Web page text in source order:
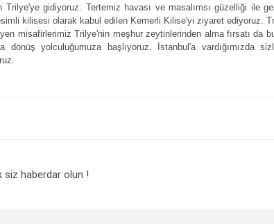
Trilye'ye gidiyoruz. Tertemiz havası ve masalımsı güzelliği ile
kilisesi olarak kabul edilen Kemerli Kilise'yi ziyaret ediyoruz.
misafirlerimiz Trilye'nin meşhur zeytinlerinden alma fırsatı
dönüş yolculuğumuza başlıyoruz. İstanbul'a vardığımızda
siz haberdar olun !